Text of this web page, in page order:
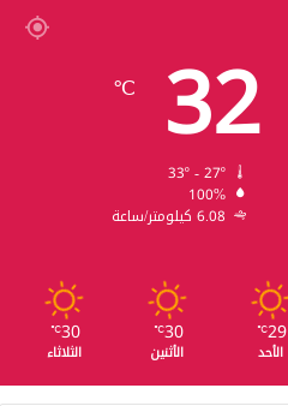
32
℃
100%
6.08 كيلومتر/ساعة
29
℃
الأحد
30
℃
الأثنين
30
℃
الثلاثاء